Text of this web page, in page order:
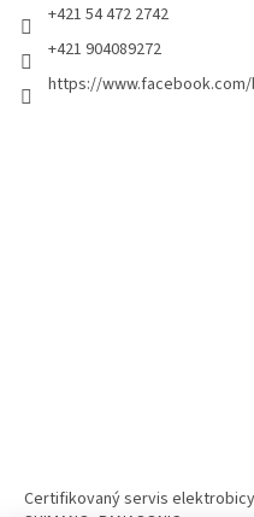
+421 54 472 2742
+421 904089272
https://
Certifikovaný servis